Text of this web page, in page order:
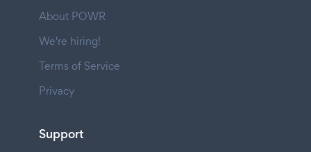
About POWR
We're hiring!
Terms of Service
Privacy
Support